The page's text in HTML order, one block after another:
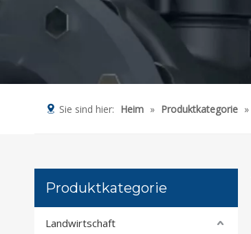
Sie sind hier: Heim » Produktkategorie »
Produktkategorie
Landwirtschaft